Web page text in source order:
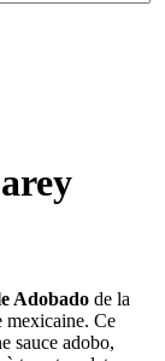
Adobado de la
mexicaine. Ce
sauce adobo,